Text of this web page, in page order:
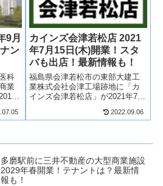
9月
ン
科
業
て
ナ
カインズ会津若松店 2021
年7月15日(木)開業！スタ
バも出店！最新情報も！
福島県会津若松市の東部大建工
業株式会社会津工場跡地に「カ
インズ会津若松店」が2021年7月
若松市神指町に出店！敷地内に
会津若松店がどのような商業施
設に...
2022.09.06
多磨駅前に三井不動産の大型商業施設
2029年春開業！テナントは？最新情
報も！